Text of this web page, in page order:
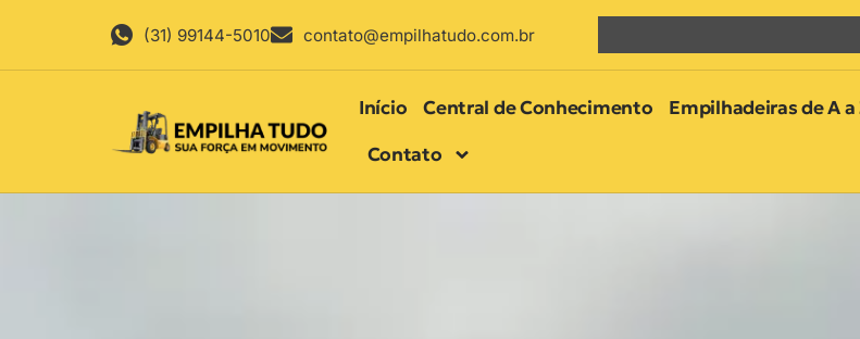
(31) 99144-5010 contato@empilhatudo.com.br
Início Central de Conhecimento Empilhadeiras de A a
Contato